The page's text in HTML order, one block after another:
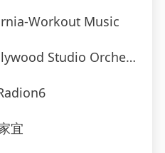
Workout Music
Studio Orchestra
宜